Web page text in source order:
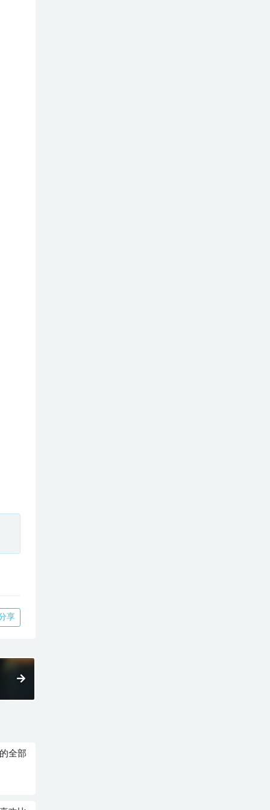
享
全部